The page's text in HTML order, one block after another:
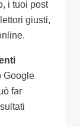
i tuoi post
giusti,
Google
far